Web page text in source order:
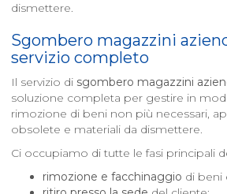
dismettere.
Sgombero magazzini
servizio completo
Il servizio di sgombero magazzini
soluzione completa per gestire in
rimozione di beni non più necessari,
obsolete e materiali da dismettere.
Ci occupiamo di tutte le fasi principali
rimozione e facchinaggio di beni